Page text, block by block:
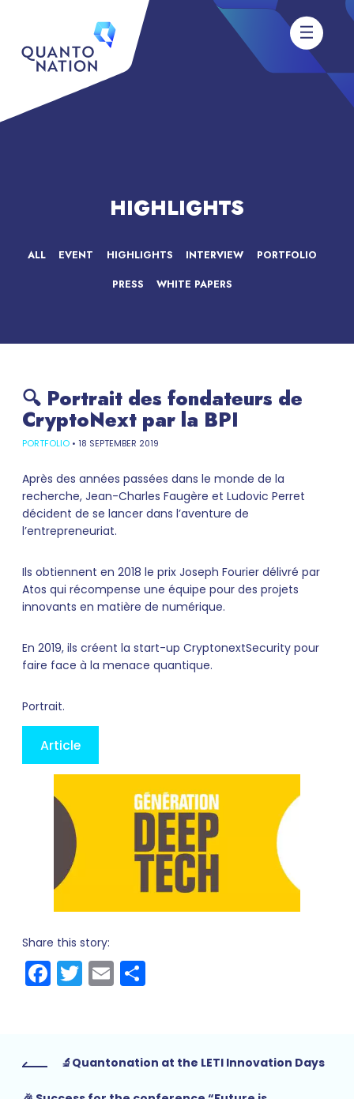
HIGHLIGHTS
ALL EVENT HIGHLIGHTS INTERVIEW PORTFOLIO
PRESS WHITE PAPERS
🔍 Portrait des fondateurs de
CryptoNext par la BPI
PORTFOLIO • 18 SEPTEMBER 2019
Après des années passées dans le monde de la
recherche, Jean-Charles Faugère et Ludovic Perret
décident de se lancer dans l’aventure de
l’entrepreneuriat.
Ils obtiennent en 2018 le prix Joseph Fourier délivré par
Atos qui récompense une équipe pour des projets
innovants en matière de numérique.
En 2019, ils créent la start-up CryptonextSecurity pour
faire face à la menace quantique.
Portrait.
Article
Share this story:
Facebook
Twitter
Email
🔬Quantonation at the LETI Innovation Days